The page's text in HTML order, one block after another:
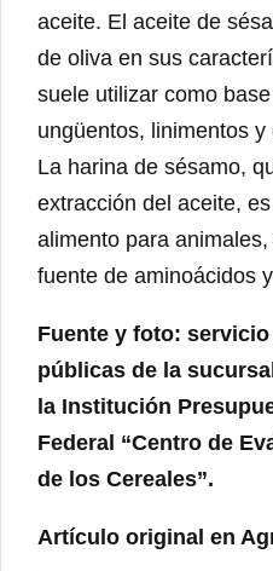
aceite. El aceite de
de oliva en sus
suele utilizar como
ungüentos, linimentos
La harina de sésamo,
extracción del aceite,
alimento para
fuente de aminoácidos
Fuente y foto:
públicas de la
la Institución
Federal “Centro de
de los Cereales”.
Artículo original en